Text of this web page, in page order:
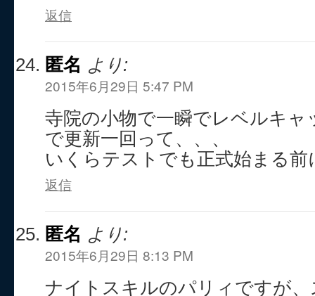
返信
匿名 より:
2015年6月29日 5:47 PM
寺院の小物で一瞬でレベルキャ
で更新一回って、、、
いくらテストでも正式始まる前
返信
匿名 より:
2015年6月29日 8:13 PM
ナイトスキルのパリィですが